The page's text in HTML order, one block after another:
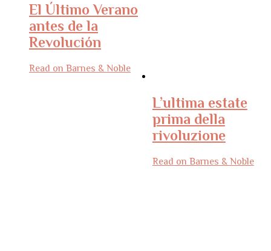
El Último Verano
antes de la
Revolución
Read on Barnes & Noble
L’ultima estate
prima della
rivoluzione
Read on Barnes & Noble